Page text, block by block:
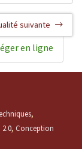
suivante
en ligne
2.0 Conception